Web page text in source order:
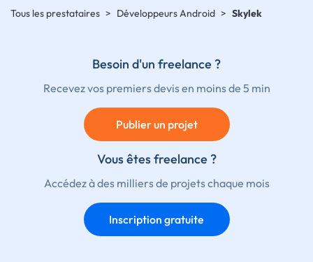
Tous les prestataires > Développeurs Android > Skylek
Besoin d'un freelance ?
Recevez vos premiers devis en moins de 5 min
Publier un projet
Vous êtes freelance ?
Accédez à des milliers de projets chaque mois
Inscription gratuite